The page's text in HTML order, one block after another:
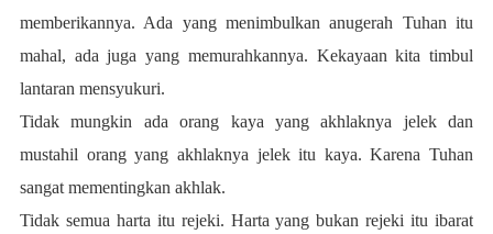
memberikannya. Ada yang menimbulkan anugerah Tuhan itu
mahal, ada juga yang memurahkannya. Kekayaan kita timbul
lantaran mensyukuri.
Tidak mungkin ada orang kaya yang akhlaknya jelek dan
mustahil orang yang akhlaknya jelek itu kaya. Karena Tuhan
sangat mementingkan akhlak.
Tidak semua harta itu rejeki. Harta yang bukan rejeki itu ibarat